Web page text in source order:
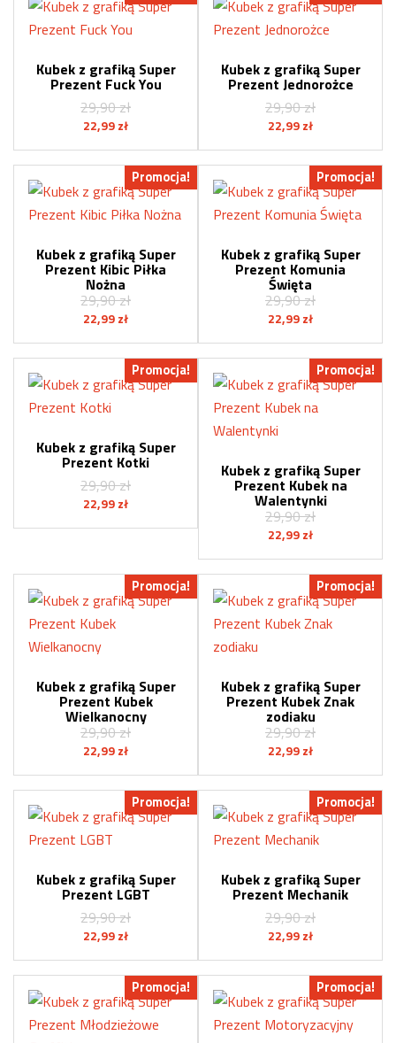
Kubek z grafiką Super
Prezent Fuck You
29,90zł
Pierwotna
wynosiła:
29,90 zł.
22,99 złAktualna
wynosi:
22,99 zł.
Kubek z grafiką Super
Prezent Jednorożce
29,90zł
Pierwotna
wynosiła:
29,90 zł.
22,99 złAktualna
wynosi:
22,99 zł.
Promocja!
Kubek z grafiką Super
Prezent Kibic Piłka
Nożna
29,90zł
Pierwotna
wynosiła:
29,90 zł.
22,99 złAktualna
wynosi:
22,99 zł.
Promocja!
Kubek z grafiką Super
Prezent Komunia
Święta
29,90zł
Pierwotna
wynosiła:
29,90 zł.
22,99 złAktualna
wynosi:
22,99 zł.
Promocja!
Kubek z grafiką Super
Prezent Kotki
29,90zł
Pierwotna
22,99 złAktualna
Promocja!
Kubek z grafiką Super
Prezent Kubek na
Walentynki
29,90zł
Pierwotna
wynosiła:
29,90 zł.
22,99 złAktualna
wynosi:
22,99 zł.
Promocja!
Kubek z grafiką Super
Prezent Kubek
Wielkanocny
29,90zł
Pierwotna
wynosiła:
29,90 zł.
22,99 złAktualna
wynosi:
22,99 zł.
Promocja!
Kubek z grafiką Super
Prezent Kubek Znak
zodiaku
29,90zł
Pierwotna
wynosiła:
29,90 zł.
22,99 złAktualna
wynosi:
22,99 zł.
Promocja!
Kubek z grafiką Super
Prezent LGBT
29,90zł
Pierwotna
wynosiła:
29,90 zł.
22,99 złAktualna
wynosi:
22,99 zł.
Promocja!
Kubek z grafiką Super
Prezent Mechanik
29,90zł
Pierwotna
wynosiła:
29,90 zł.
22,99 złAktualna
wynosi:
22,99 zł.
Promocja! Promocja!